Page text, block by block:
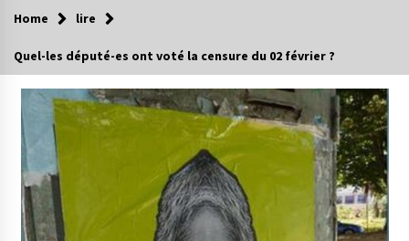
Home lire
Quel-les député-es ont voté la censure du 02 février ?